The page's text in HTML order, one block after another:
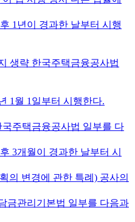
1년이 경과한 날부터 시행
생략 한국주택금융공사법
1월 1일부터 시행한다.
주택금융공사법 일부를 다
3개월이 경과한 날부터 시
의 변경에 관한 특례) 공사의
금관리기본법 일부를 다음과